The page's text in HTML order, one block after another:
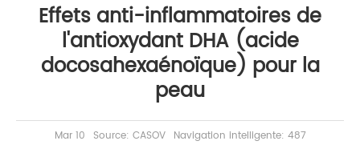
Effets anti-inflammatoires de
l'antioxydant DHA (acide
docosahexaénoïque) pour la
peau
Mar 10 Source: CASOV Navigation intelligente: 487